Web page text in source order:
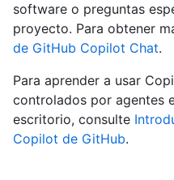
software o preguntas
proyecto. Para obtener
de GitHub Copilot Chat.
Para aprender a usar
controlados por agentes
escritorio, consulte
Copilot de GitHub.